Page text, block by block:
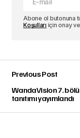
Abone ol butonuna
Koşulları için onay
Previous Post
WandaVision 7.
tanıtımı yayımlandı